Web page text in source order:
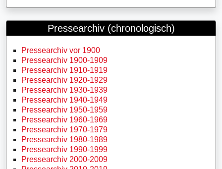
Pressearchiv (chronologisch)
Pressearchiv vor 1900
Pressearchiv 1900-1909
Pressearchiv 1910-1919
Pressearchiv 1920-1929
Pressearchiv 1930-1939
Pressearchiv 1940-1949
Pressearchiv 1950-1959
Pressearchiv 1960-1969
Pressearchiv 1970-1979
Pressearchiv 1980-1989
Pressearchiv 1990-1999
Pressearchiv 2000-2009